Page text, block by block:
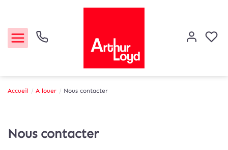
Louer
Accueil A louer Nous contacter
Nous contacter